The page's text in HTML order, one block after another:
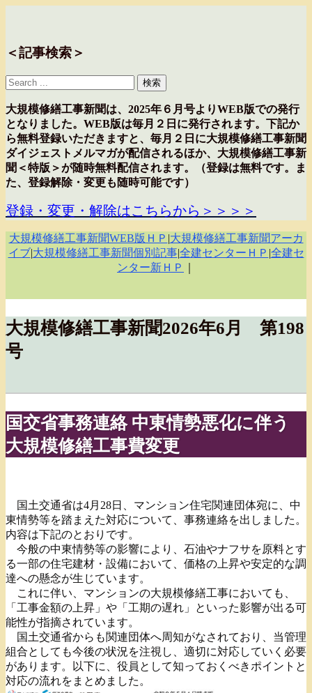
＜記事検索＞
大規模修繕工事新聞は、2025年６月号よりWEB版での発行
となりました。WEB版は毎月２日に発行されます。下記か
ら無料登録いただきますと、毎月２日に大規模修繕工事新聞
ダイジェストメルマガが配信されるほか、大規模修繕工事新
聞＜特版＞が随時無料配信されます。（登録は無料です。ま
た、登録解除・変更も随時可能です）
登録・変更・解除はこちらから＞＞＞＞
大規模修繕工事新聞WEB版ＨＰ |大規模修繕工事新聞アーカ
イブ|大規模修繕工事新聞個別記事|全建センターＨＰ |全建セ
ンター新ＨＰ
大規模修繕工事新聞2026年6月 第198
号
国交省事務連絡 中東情勢悪化に伴う
大規模修繕工事費変更
国土交通省は4月28日、マンション住宅関連団体宛に、中
東情勢等を踏まえた対応について、事務連絡を出しました。
内容は下記のとおりです。
今般の中東情勢等の影響により、石油やナフサを原料とす
る一部の住宅建材・設備において、価格の上昇や安定的な調
達への懸念が生じています。
これに伴い、マンションの大規模修繕工事においても、
「工事金額の上昇」や「工期の遅れ」といった影響が出る可
能性が指摘されています。
国土交通省からも関連団体へ周知がなされており、当管理
組合としても今後の状況を注視し、適切に対応していく必要
があります。以下に、役員として知っておくべきポイントと
対応の流れをまとめました。